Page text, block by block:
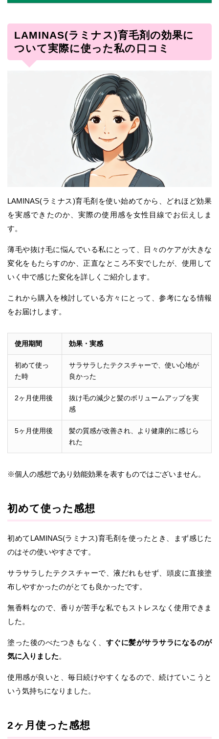
LAMINAS(ラミナス)育毛剤の効果に
ついて実際に使った私の口コミ
LAMINAS(ラミナス)育毛剤を使い始めてから、どれほど効果
を実感できたのか、実際の使用感を女性目線でお伝えしま
す。
薄毛や抜け毛に悩んでいる私にとって、日々のケアが大きな
変化をもたらすのか、正直なところ不安でしたが、使用して
いく中で感じた変化を詳しくご紹介します。
これから購入を検討している方々にとって、参考になる情報
をお届けします。
使用期間 効果・実感
初めて使っ
た時
サラサラしたテクスチャーで、使い心地が
良かった
2ヶ月使用後
抜け毛の減少と髪のボリュームアップを実
感
5ヶ月使用後
髪の質感が改善され、より健康的に感じら
れた
※個人の感想であり効能効果を表すものではございません。
初めて使った感想
初めてLAMINAS(ラミナス)育毛剤を使ったとき、まず感じた
のはその使いやすさです。
サラサラしたテクスチャーで、液だれもせず、頭皮に直接塗
布しやすかったのがとても良かったです。
無香料なので、香りが苦手な私でもストレスなく使用できま
した。
塗った後のべたつきもなく、 すぐに髪がサラサラになるのが
気に入りました。
使用感が良いと、毎日続けやすくなるので、続けていこうと
いう気持ちになりました。
2ヶ月使った感想